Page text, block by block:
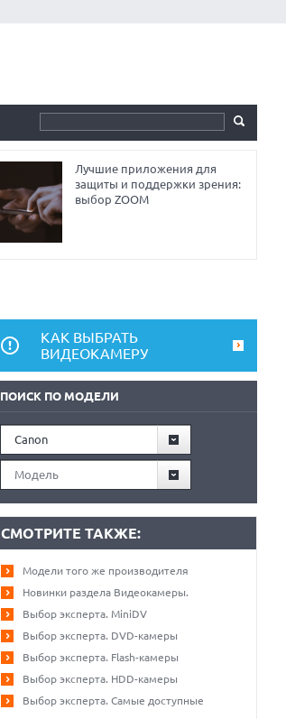
Лучшие приложения для
защиты и поддержки зрения:
выбор ZOOM
КАК ВЫБРАТЬ
ВИДЕОКАМЕРУ
ПОИСК ПО МОДЕЛИ
Canon
Модель
СМОТРИТЕ ТАКЖЕ:
Модели того же производителя
Новинки раздела Видеокамеры.
Выбор эксперта. MiniDV
Выбор эксперта. DVD-камеры
Выбор эксперта. Flash-камеры
Выбор эксперта. HDD-камеры
Выбор эксперта. Самые доступные